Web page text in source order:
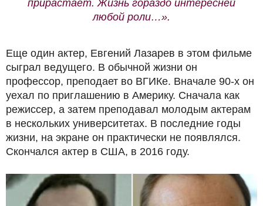
прирастает. Жизнь гораздо интересней
любой роли…».
Еще один актер, Евгений Лазарев в этом фильме
сыграл ведущего. В обычной жизни он
профессор, преподает во ВГИКе. Вначале 90-х он
уехал по приглашению в Америку. Сначала как
режиссер, а затем преподавал молодым актерам
в нескольких университетах. В последние годы
жизни, на экране он практически не появлялся.
Скончался актер в США, в 2016 году.